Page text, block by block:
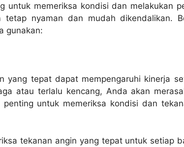
untuk memeriksa kondisi dan melakukan
nyaman dan mudah dikendalikan.
gunakan:
yang tepat dapat mempengaruhi kinerja
atau terlalu kencang, Anda akan
untuk memeriksa kondisi dan
tekanan angin yang tepat untuk setiap